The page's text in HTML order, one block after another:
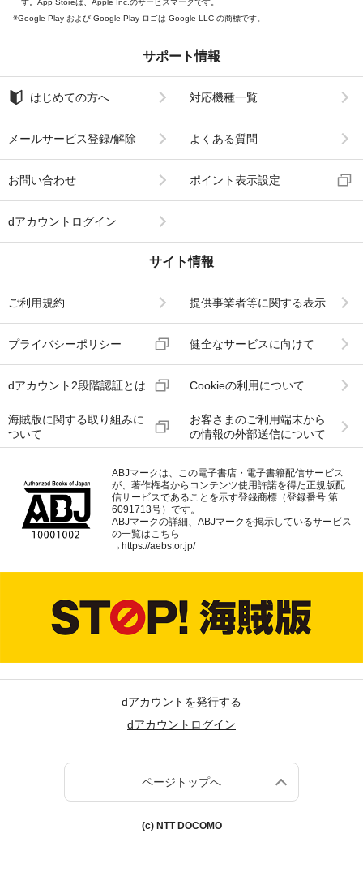
す。App Storeは、Apple Inc.のサービスマークです。
Google Play および Google Play ロゴは Google LLC の商標です。
サポート情報
はじめての方へ 対応機種一覧
メールサービス登録/解除 よくある質問
お問い合わせ ポイント表示設定
dアカウントログイン
サイト情報
ご利用規約 提供事業者等に関する表示
プライバシーポリシー 健全なサービスに向けて
dアカウント2段階認証とは Cookieの利用について
海賊版に関する取り組みに
ついて
お客さまのご利用端末から
の情報の外部送信について
ABJマークは、この電子書店・電子書籍配信サービス
が、著作権者からコンテンツ使用許諾を得た正規版配
信サービスであることを示す登録商標（登録番号 第
6091713号）です。
ABJマークの詳細、ABJマークを掲示しているサービス
の一覧はこちら
→ https://aebs.or.jp/
dアカウントを発行する
dアカウントログイン
ページトップへ
(c) NTT DOCOMO